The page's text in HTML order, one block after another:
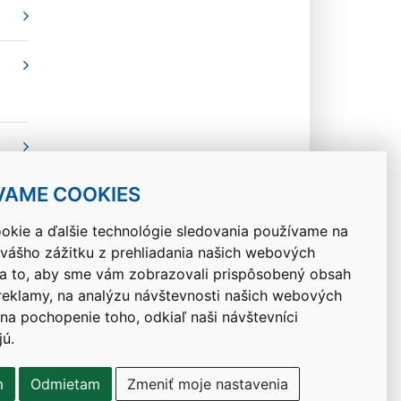
COOKIES
a ďalšie technológie sledovania používame na
zážitku z prehliadania našich webových
to, aby sme vám zobrazovali prispôsobený obsah
na analýzu návštevnosti našich webových
pochopenie toho, odkiaľ naši návštevníci
Odmietam Zmeniť moje nastavenia
Návrat hore